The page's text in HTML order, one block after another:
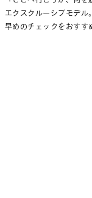
エクスクルーシブモデル
早めのチェックをおすす